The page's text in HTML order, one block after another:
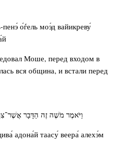
о́ѓель моэ́д вайикреву́
Моше, перед входом в
вся община, и встали перед
וַיֹּאמֶר מֹשֶׁה זֶה הַדָּבָר
адона́й таасу́ веера́ алехэ́м